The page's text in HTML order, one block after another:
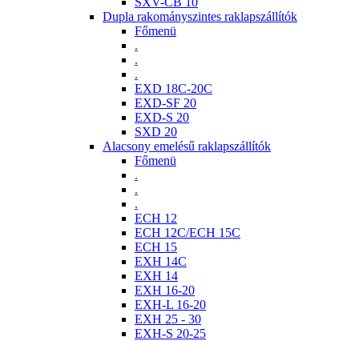
Dupla rakományszintes raklapszállítók
Főmenü
.
.
.
EXD 18C-20C
EXD-SF 20
EXD-S 20
SXD 20
Alacsony emelésű raklapszállítók
Főmenü
.
.
.
ECH 12
ECH 12C/ECH 15C
ECH 15
EXH 14C
EXH 14
EXH 16-20
EXH-L 16-20
EXH 25 - 30
EXH-S 20-25